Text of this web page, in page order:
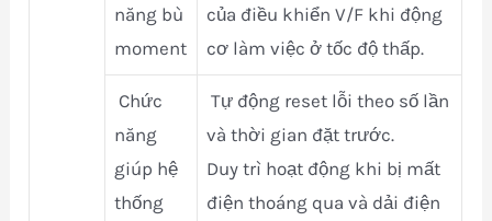
năng bù
moment
của điều khiển V/F khi động
cơ làm việc ở tốc độ thấp.
Chức
năng
giúp hệ
thống
Tự động reset lỗi theo số lần
và thời gian đặt trước.
Duy trì hoạt động khi bị mất
điện thoáng qua và dải điện